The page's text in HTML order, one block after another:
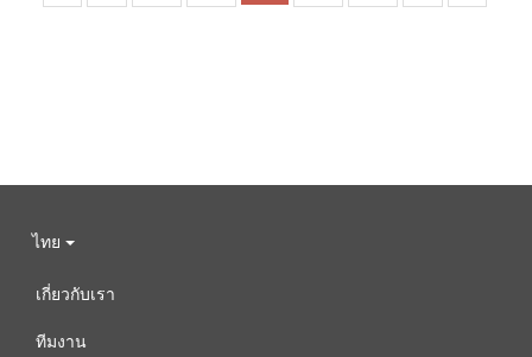
ไทย
เกี่ยวกับเรา
ทีมงาน